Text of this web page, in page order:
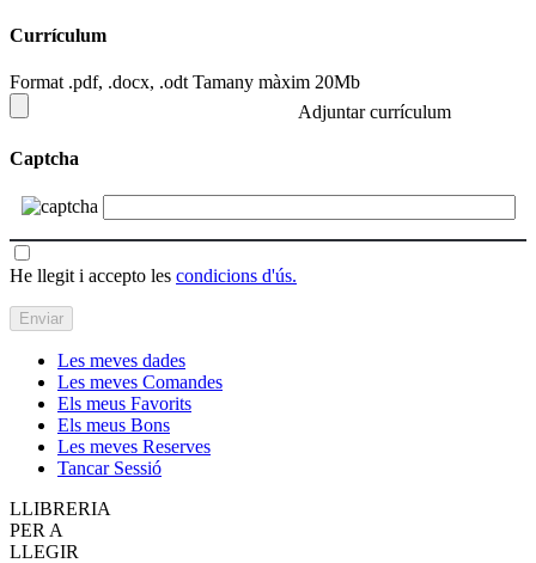
Currículum
Format .pdf, .docx, .odt Tamany màxim 20Mb
Adjuntar currículum
Captcha
He llegit i accepto les condicions d'ús.
Les meves dades
Les meves Comandes
Els meus Favorits
Els meus Bons
Les meves Reserves
Tancar Sessió
LLIBRERIA
PER A
LLEGIR